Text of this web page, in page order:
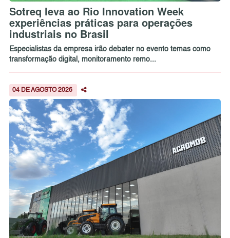
Sotreq leva ao Rio Innovation Week
experiências práticas para operações
industriais no Brasil
Especialistas da empresa irão debater no evento temas como
transformação digital, monitoramento remo...
04 DE AGOSTO 2026